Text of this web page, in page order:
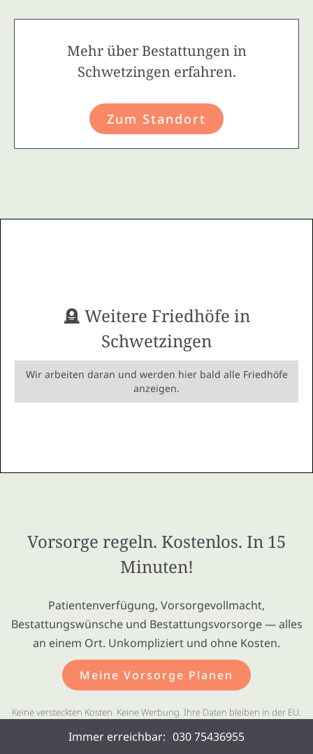
Mehr über Bestattungen in
Schwetzingen erfahren.
Zum Standort
🪦 Weitere Friedhöfe in
Schwetzingen
Wir arbeiten daran und werden hier bald alle Friedhöfe
anzeigen.
Vorsorge regeln. Kostenlos. In 15
Minuten!
Patientenverfügung, Vorsorgevollmacht,
Bestattungswünsche und Bestattungsvorsorge — alles
an einem Ort. Unkompliziert und ohne Kosten.
Meine Vorsorge Planen
Keine versteckten Kosten. Keine Werbung. Ihre Daten bleiben in der EU.
Immer erreichbar: 030 75436955